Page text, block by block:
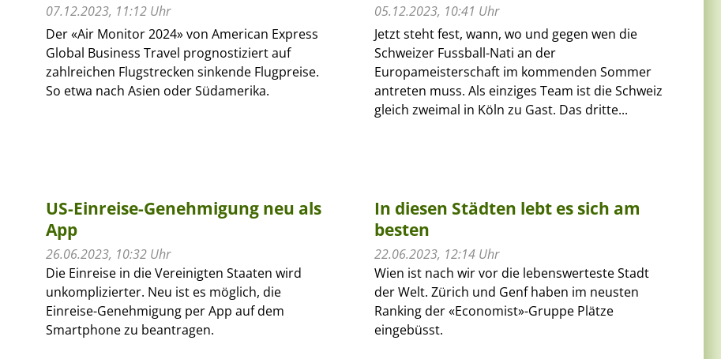
07.12.2023, 11:12 Uhr
Der «Air Monitor 2024» von American Express
Global Business Travel prognostiziert auf
zahlreichen Flugstrecken sinkende Flugpreise.
So etwa nach Asien oder Südamerika.
05.12.2023, 10:41 Uhr
Jetzt steht fest, wann, wo und gegen wen die
Schweizer Fussball-Nati an der
Europameisterschaft im kommenden Sommer
antreten muss. Als einziges Team ist die Schweiz
gleich zweimal in Köln zu Gast. Das dritte...
US-Einreise-Genehmigung neu als
App
26.06.2023, 10:32 Uhr
Die Einreise in die Vereinigten Staaten wird
unkomplizierter. Neu ist es möglich, die
Einreise-Genehmigung per App auf dem
Smartphone zu beantragen.
In diesen Städten lebt es sich am
besten
22.06.2023, 12:14 Uhr
Wien ist nach wir vor die lebenswerteste Stadt
der Welt. Zürich und Genf haben im neusten
Ranking der «Economist»-Gruppe Plätze
eingebüsst.